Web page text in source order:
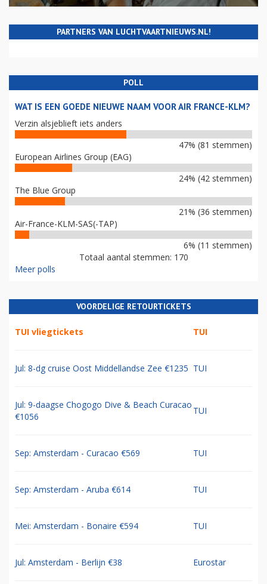
PARTNERS VAN LUCHTVAARTNIEUWS.NL!
POLL
WAT IS EEN GOEDE NIEUWE NAAM VOOR AIR FRANCE-KLM?
Verzin alsjeblieft iets anders
47% (81 stemmen)
European Airlines Group (EAG)
24% (42 stemmen)
The Blue Group
21% (36 stemmen)
Air-France-KLM-SAS(-TAP)
6% (11 stemmen)
Totaal aantal stemmen: 170
Meer polls
VOORDELIGE RETOURTICKETS
TUI vliegtickets TUI
Jul: 8-dg cruise Oost Middellandse Zee €1235 TUI
Jul: 9-daagse Chogogo Dive & Beach Curacao
€1056
TUI
Sep: Amsterdam - Curacao €569 TUI
Sep: Amsterdam - Aruba €614 TUI
Mei: Amsterdam - Bonaire €594 TUI
Jul: Amsterdam - Berlijn €38 Eurostar